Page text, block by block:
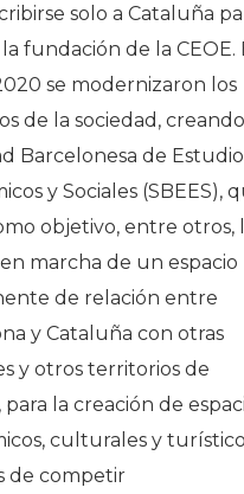
solo a Cataluña
fundación de la CEOE.
se modernizaron los
de la sociedad,
Barcelonesa de
y Sociales (SBEES),
objetivo, entre otros,
marcha de un espacio
de relación entre
y Cataluña con otras
y otros territorios de
para la creación de
culturales y
de competir